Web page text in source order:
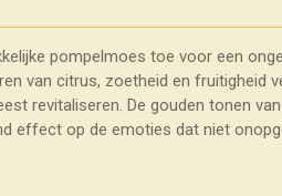
pompelmoes toe voor een
van citrus, zoetheid en fruitigheid
revitaliseren. De gouden tonen
effect op de emoties dat niet